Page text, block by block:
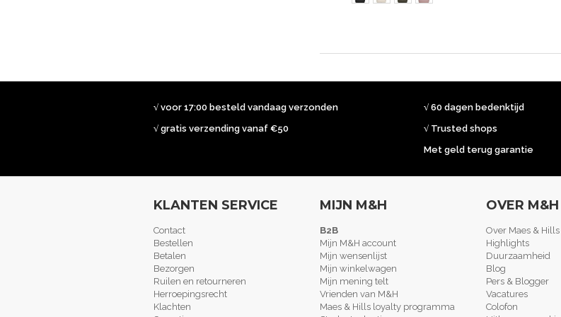
√ voor 17:00 besteld vandaag verzonden
√ gratis verzending vanaf €50
√ 60 dagen bedenktijd
√ Trusted shops
Met geld terug garantie
KLANTEN SERVICE
Contact
Bestellen
Betalen
Bezorgen
Ruilen en retourneren
Herroepingsrecht
Klachten
MIJN M&H
B2B
Mijn M&H account
Mijn wensenlijst
Mijn winkelwagen
Mijn mening telt
Vrienden van M&H
Maes & Hills loyalty programma
OVER M&H
Over Maes & Hills
Highlights
Duurzaamheid
Blog
Pers & Blogger
Vacatures
Colofon